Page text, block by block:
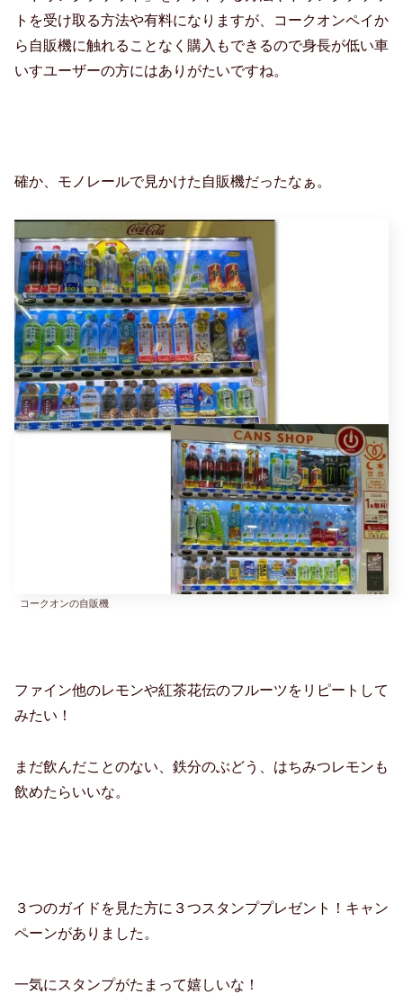
トを受け取る方法や有料になりますが、コークオンペイか
ら自販機に触れることなく購入もできるので身長が低い車
いすユーザーの方にはありがたいですね。
確か、モノレールで見かけた自販機だったなぁ。
コークオンの自販機
ファイン他のレモンや紅茶花伝のフルーツをリピートして
みたい！
まだ飲んだことのない、鉄分のぶどう、はちみつレモンも
飲めたらいいな。
３つのガイドを見た方に３つスタンププレゼント！キャン
ペーンがありました。
一気にスタンプがたまって嬉しいな！